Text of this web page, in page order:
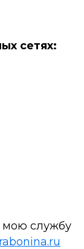
сетях:
службу